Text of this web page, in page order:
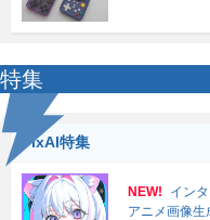
特集
PixAI特集
NEW!
イン
アニメ画像生